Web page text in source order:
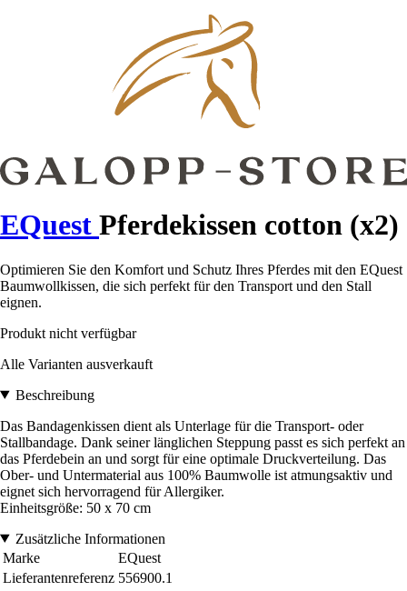
EQuest Pferdekissen cotton (x2)
Optimieren Sie den Komfort und Schutz Ihres Pferdes mit den EQuest
Baumwollkissen, die sich perfekt für den Transport und den Stall
eignen.
Produkt nicht verfügbar
Alle Varianten ausverkauft
Beschreibung
Das Bandagenkissen dient als Unterlage für die Transport- oder
Stallbandage. Dank seiner länglichen Steppung passt es sich perfekt an
das Pferdebein an und sorgt für eine optimale Druckverteilung. Das
Ober- und Untermaterial aus 100% Baumwolle ist atmungsaktiv und
eignet sich hervorragend für Allergiker.
Einheitsgröße: 50 x 70 cm
Zusätzliche Informationen
Marke
EQuest
Lieferantenreferenz 556900.1